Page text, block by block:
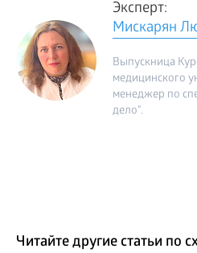
Эксперт:
Мискарян
Выпускница
медицинского
менеджер по
дело".
Читайте другие статьи по